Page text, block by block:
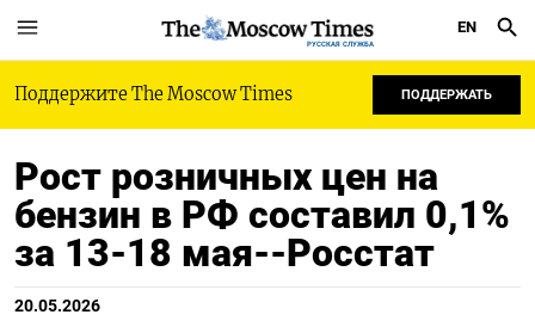
РУССКАЯ СЛУЖБА
EN
Поддержите The Moscow Times ПОДДЕРЖАТЬ
Рост розничных цен на
бензин в РФ составил 0,1%
за 13-18 мая--Росстат
20.05.2026